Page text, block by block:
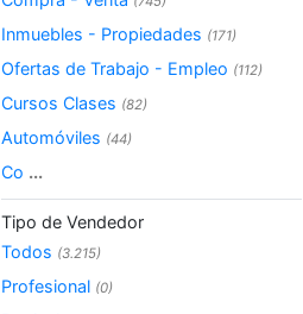
Inmuebles - Propiedades (171)
Ofertas de Trabajo - Empleo (112)
Cursos Clases (82)
Automóviles (44)
Co ...
Tipo de Vendedor
Todos (3.215)
Profesional (0)